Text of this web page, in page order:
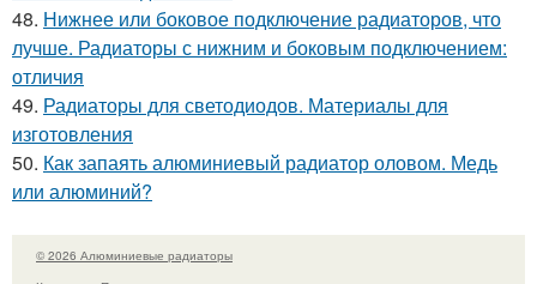
48. Нижнее или боковое подключение радиаторов, что
лучше. Радиаторы с нижним и боковым подключением:
отличия
49. Радиаторы для светодиодов. Материалы для
изготовления
50. Как запаять алюминиевый радиатор оловом. Медь
или алюминий?
© 2026 Алюминиевые радиаторы